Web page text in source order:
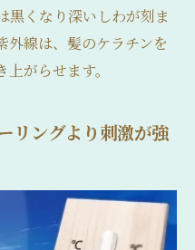
黒くなり深いしわが刻ま
外線は、髪のケラチンを
がらせます。
リングより刺激が強